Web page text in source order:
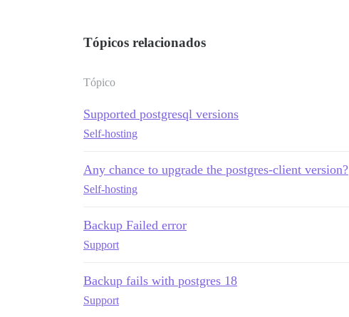
Tópicos relacionados
Tópico
Supported postgresql versions
Self-hosting
Any chance to upgrade the postgres-client version?
Self-hosting
Backup Failed error
Support
Backup fails with postgres 18
Support